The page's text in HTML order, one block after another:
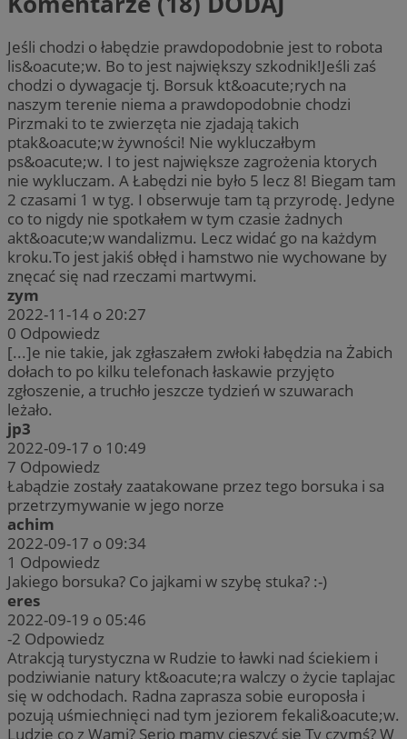
Jeśli chodzi o łabędzie prawdopodobnie jest to robota
lis&oacute;w. Bo to jest największy szkodnik!Jeśli zaś
chodzi o dywagacje tj. Borsuk kt&oacute;rych na
naszym terenie niema a prawdopodobnie chodzi
Pirzmaki to te zwierzęta nie zjadają takich
ptak&oacute;w żywności! Nie wykluczałbym
ps&oacute;w. I to jest największe zagrożenia ktorych
nie wykluczam. A Łabędzi nie było 5 lecz 8! Biegam tam
2 czasami 1 w tyg. I obserwuje tam tą przyrodę. Jedyne
co to nigdy nie spotkałem w tym czasie żadnych
akt&oacute;w wandalizmu. Lecz widać go na każdym
kroku.To jest jakiś obłęd i hamstwo nie wychowane by
znęcać się nad rzeczami martwymi.
zym
2022-11-14 o 20:27
0 Odpowiedz
[...]e nie takie, jak zgłaszałem zwłoki łabędzia na Żabich
dołach to po kilku telefonach łaskawie przyjęto
zgłoszenie, a truchło jeszcze tydzień w szuwarach
leżało.
jp3
2022-09-17 o 10:49
7 Odpowiedz
Łabądzie zostały zaatakowane przez tego borsuka i sa
przetrzymywanie w jego norze
achim
2022-09-17 o 09:34
1 Odpowiedz
Jakiego borsuka? Co jajkami w szybę stuka? :-)
eres
2022-09-19 o 05:46
-2 Odpowiedz
Atrakcją turystyczna w Rudzie to ławki nad ściekiem i
podziwianie natury kt&oacute;ra walczy o życie taplajac
się w odchodach. Radna zaprasza sobie europosła i
pozują uśmiechnięci nad tym jeziorem fekali&oacute;w.
Ludzie co z Wami? Serio mamy cieszyć się Ty czymś? W